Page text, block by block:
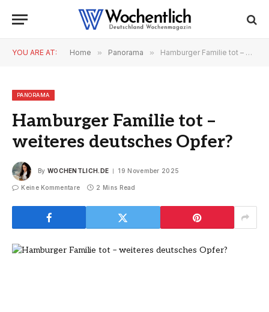
YOU ARE AT: Home » Panorama » Hamburger Familie tot – weiteres deutsches Opfer?
PANORAMA
Hamburger Familie tot –
weiteres deutsches Opfer?
By WOCHENTLICH.DE 19 November 2025
Keine Kommentare 2 Mins Read